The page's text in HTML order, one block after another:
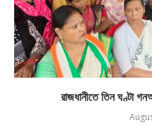
রাজধানীতে তিন ঘণ্টা